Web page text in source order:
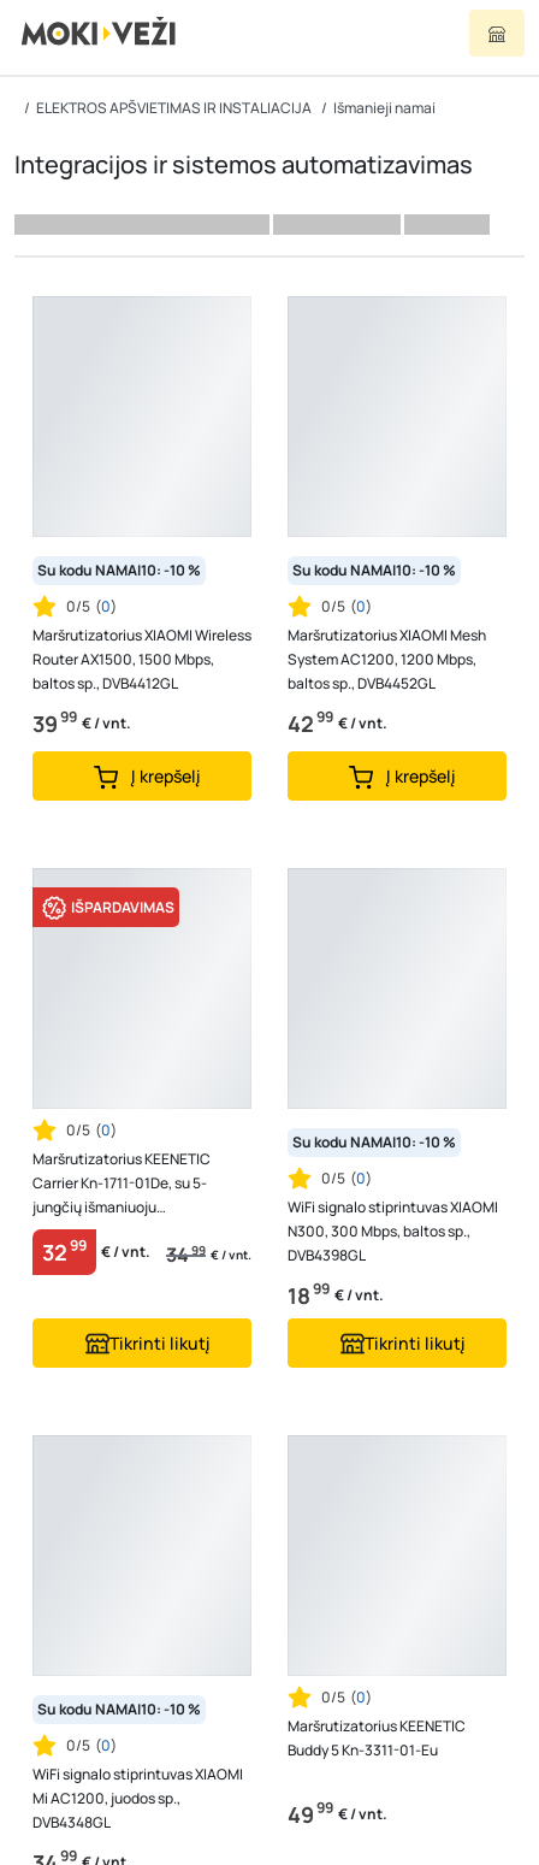
ELEKTROS APŠVIETIMAS IR INSTALIACIJA Išmanieji namai
Integracijos ir sistemos automatizavimas
Su kodu NAMAI10: -10 %
0/5 (0)
Maršrutizatorius XIAOMI Wireless
Router AX1500, 1500 Mbps,
baltos sp., DVB4412GL
3999 € / vnt.
Į krepšelį
Su kodu NAMAI10: -10 %
0/5 (0)
Maršrutizatorius XIAOMI Mesh
System AC1200, 1200 Mbps,
baltos sp., DVB4452GL
4299 € / vnt.
Į krepšelį
IŠPARDAVIMAS
0/5 (0)
Maršrutizatorius KEENETIC
Carrier Kn-1711-01De, su 5-
jungčių išmaniuoju
komutatoriumi ir USB jungtimi
3299 € / vnt. 3499 € / vnt.
Tikrinti likutį
Su kodu NAMAI10: -10 %
0/5 (0)
WiFi signalo stiprintuvas XIAOMI
N300, 300 Mbps, baltos sp.,
DVB4398GL
1899 € / vnt.
Tikrinti likutį
Su kodu NAMAI10: -10 %
0/5 (0)
WiFi signalo stiprintuvas XIAOMI
Mi AC1200, juodos sp.,
DVB4348GL
99
0/5 (0)
Maršrutizatorius KEENETIC
Buddy 5 Kn-3311-01-Eu
4999 € / vnt.